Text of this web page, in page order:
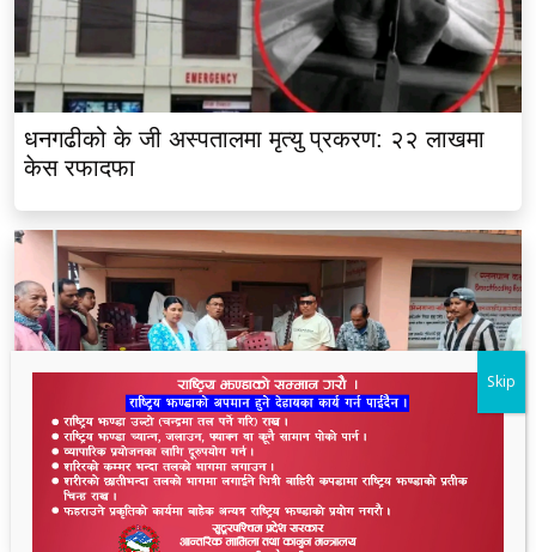
धनगढीको के जी अस्पतालमा मृत्यु प्रकरण: २२ लाखमा
केस रफादफा
लालझाडीका सम्पूर्ण भलमन्सालाई सम्मानसहित कुर्सी
हस्तान्तरण
Skip